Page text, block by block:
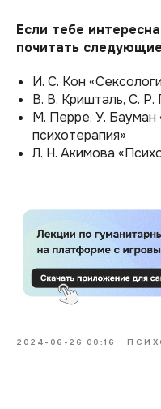
Если тебе
почитать
И. С. Кон
В. В. Кришталь, С. Р.
М. Перре, У. Бауман
психотерапия»
Л. Н. Акимова
2024-06-26 00:16